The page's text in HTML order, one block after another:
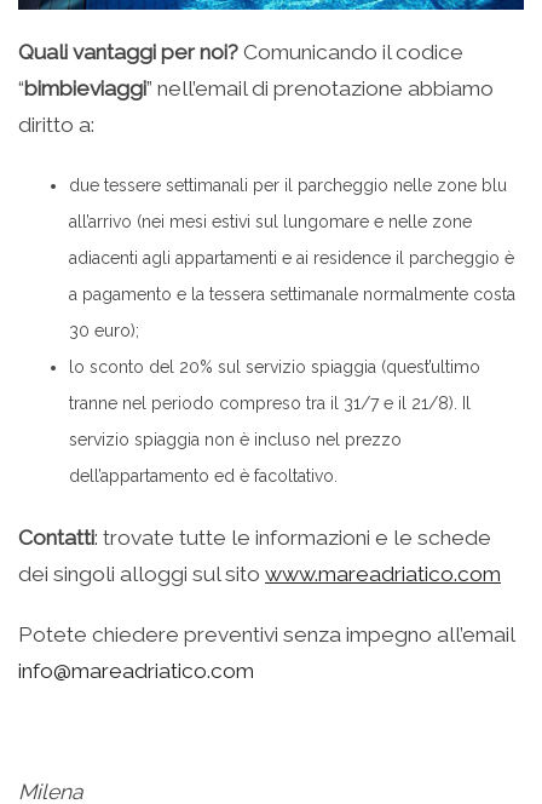
Quali vantaggi per noi? Comunicando il codice
“bimbieviaggi” nell’email di prenotazione abbiamo
diritto a:
due tessere settimanali per il parcheggio nelle zone blu
all’arrivo (nei mesi estivi sul lungomare e nelle zone
adiacenti agli appartamenti e ai residence il parcheggio è
a pagamento e la tessera settimanale normalmente costa
30 euro);
lo sconto del 20% sul servizio spiaggia (quest’ultimo
tranne nel periodo compreso tra il 31/7 e il 21/8). Il
servizio spiaggia non è incluso nel prezzo
dell’appartamento ed è facoltativo.
Contatti: trovate tutte le informazioni e le schede
dei singoli alloggi sul sito www.mareadriatico.com
Potete chiedere preventivi senza impegno all’email
info@mareadriatico.com
Milena